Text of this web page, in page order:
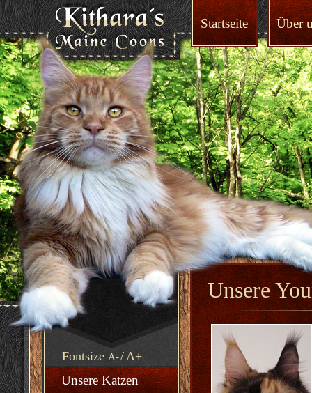
Startseite Über
Fontsize A-/A+
Unsere Katzen
Unsere